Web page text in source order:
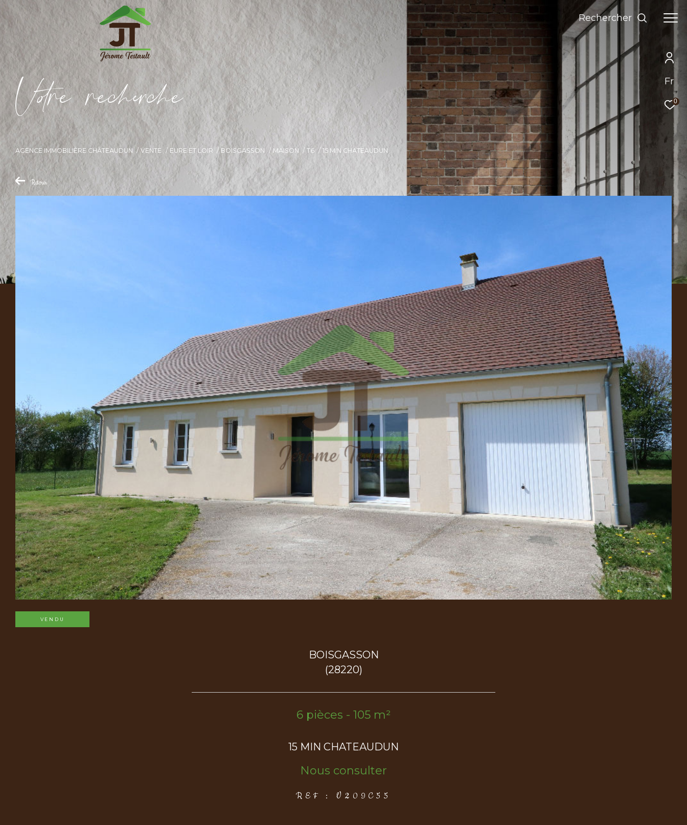
Fr
0
Rechercher
Vore recece
AGENCE IMMOBILIÈRE CHÂTEAUDUN VENTE EURE ET LOIR BOISGASSON MAISON T6 15 MIN CHATEAUDUN
Retour
VENDU
BOISGASSON
(28220)
6 pièces - 105 m²
15 MIN CHATEAUDUN
Nous consulter
REF : V209C55